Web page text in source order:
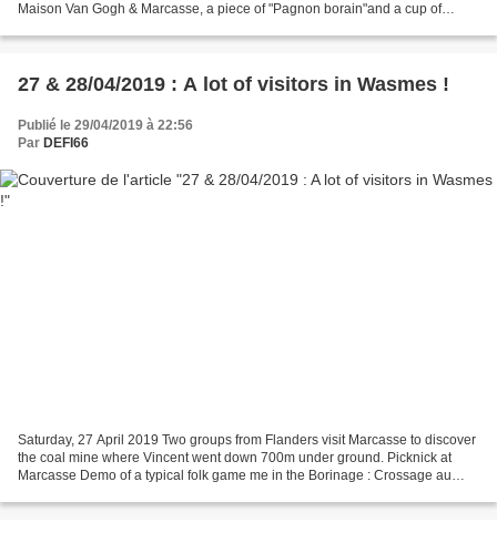
Maison Van Gogh & Marcasse, a piece of "Pagnon borain"and a cup of
27 & 28/04/2019 : A lot of visitors in Wasmes !
Publié le 29/04/2019 à 22:56
Par DEFI66
Saturday, 27 April 2019 Two groups from Flanders visit Marcasse to discover
the coal mine where Vincent went down 700m under ground. Picknick at
Marcasse Demo of a typical folk game me in the Borinage : Crossage au